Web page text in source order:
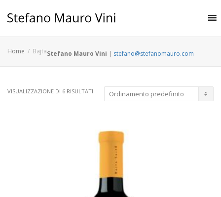
Home BajtaStefano Mauro Vini | stefano@stefanomauro.com
VISUALIZZAZIONE DI 6 RISULTATI